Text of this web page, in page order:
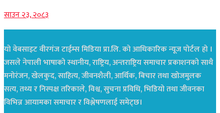
साउन २३, २०८३
यो वेबसाइट वीरगंज टाईम्स मिडिया प्रा.लि. को आधिकारिक न्यूज पोर्टल हो ।
जसले नेपाली भाषाको स्थानीय, राष्ट्रिय, अन्तराष्ट्रिय समाचार प्रकाशनको साथै
मनोरंजन, खेलकुद, साहित्य, जीवनशैली, आर्थिक, बिचार तथा खोजमुलक
सत्य, तथ्य र निस्पक्ष तरिकाले, विश्व, सुचना प्रविधि, भिडियो तथा जीवनका
विभिन्न आयामका समाचार र विश्लेषणलाई समेट्छ।